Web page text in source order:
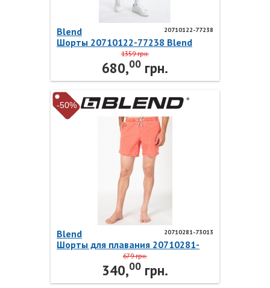
20710122-77238
Blend
Шорты 20710122-77238 Blend
1359 грн.
680,00 грн.
-50%
20710281-73013
Blend
Шорты для плавания 20710281-
679 грн.
340,00 грн.